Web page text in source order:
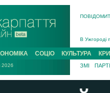
В Ужгороді
В Ужгороді
На війні з
На
СОЦІО КУЛЬТУРА
2026 ЗМІ